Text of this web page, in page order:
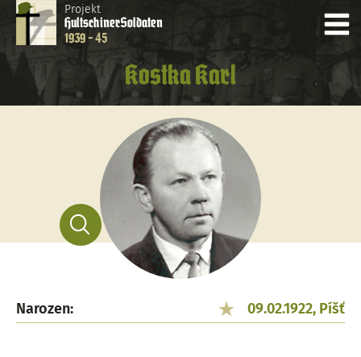
Projekt
HultschinerSoldaten
1939 - 45
Kostka Karl
Narozen: 09.02.1922, Píšť